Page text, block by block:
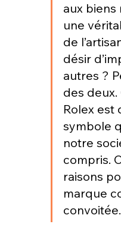
aux biens
une
de
désir
autres ?
des deux.
Rolex est
symbole
notre
compris.
raisons
marque
convoitée.